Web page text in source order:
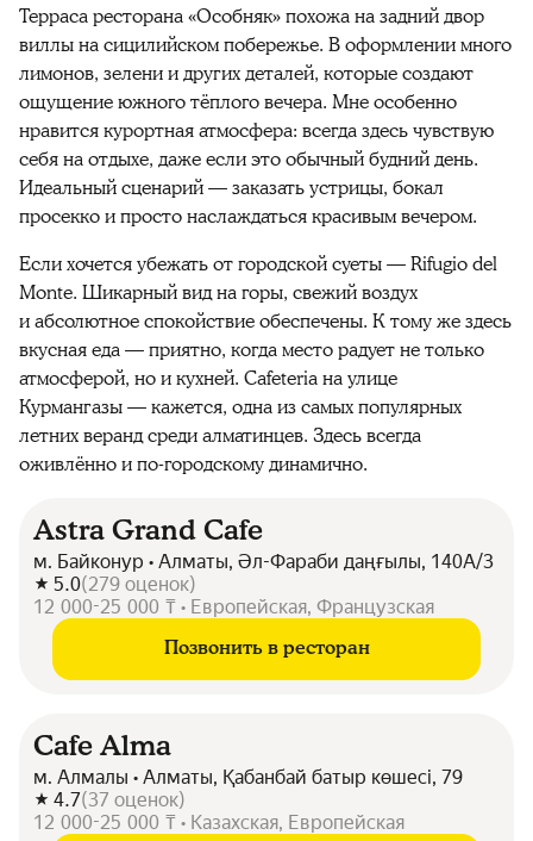
Терраса ресторана «Особняк» похожа на задний двор
виллы на сицилийском побережье. В оформлении много
лимонов, зелени и других деталей, которые создают
ощущение южного тёплого вечера. Мне особенно
нравится курортная атмосфера: всегда здесь чувствую
себя на отдыхе, даже если это обычный будний день.
Идеальный сценарий — заказать устрицы, бокал
просекко и просто наслаждаться красивым вечером.
Если хочется убежать от городской суеты — Rifugio del
Monte. Шикарный вид на горы, свежий воздух
и абсолютное спокойствие обеспечены. К тому же здесь
вкусная еда — приятно, когда место радует не только
атмосферой, но и кухней. Cafeteria на улице
Курмангазы — кажется, одна из самых популярных
летних веранд среди алматинцев. Здесь всегда
оживлённо и по-городскому динамично.
Astra Grand Cafe
м. Байконур • Алматы, Әл-Фараби даңғылы, 140А/3
5.0(279 оценок)
12 000-25 000 ₸ • Европейская, Французская
Позвонить в ресторан
Cafe Alma
м. Алмалы • Алматы, Қабанбай батыр көшесі, 79
4.7(37 оценок)
12 000-25 000 ₸ • Казахская, Европейская